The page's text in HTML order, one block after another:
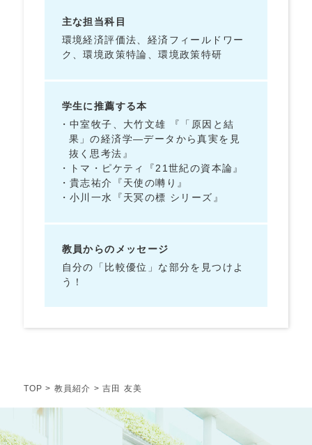
主な担当科目
環境経済評価法、経済フィールドワー
ク、環境政策特論、環境政策特研
学生に推薦する本
中室牧子、大竹文雄 『「原因と結
果」の経済学―データから真実を見
抜く思考法』
トマ・ピケティ『21世紀の資本論』
貴志祐介『天使の囀り』
小川一水『天冥の標 シリーズ』
教員からのメッセージ
自分の「比較優位」な部分を見つけよ
う！
TOP > 教員紹介 > 吉田 友美